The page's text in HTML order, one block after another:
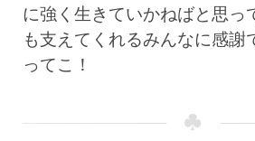
に強く生きていかねばと思っ
も支えてくれるみんなに感謝
ってこ！